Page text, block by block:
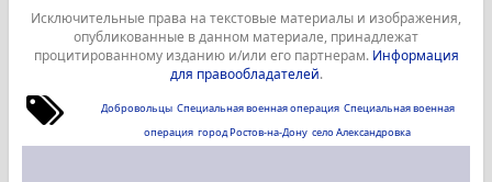
Исключительные права на текстовые материалы и изображения,
опубликованные в данном материале, принадлежат
процитированному изданию и/или его партнерам. Информация
для правообладателей.
Добровольцы Специальная военная операция Специальная военная
операция город Ростов-на-Дону село Александровка